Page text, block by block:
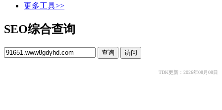
更多工具>>
SEO综合查询
TDK更新：2026年08月08日